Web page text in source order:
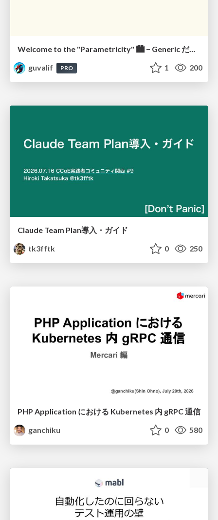
Welcome to the "Parametricity" 🏙️ − Generic だけど Specific な世界 −
guvalif
PRO 1 200
Claude Team Plan導入・ガイド
tk3fftk
0 250
PHP Application における Kubernetes 内 gRPC 通信
ganchiku
0 580